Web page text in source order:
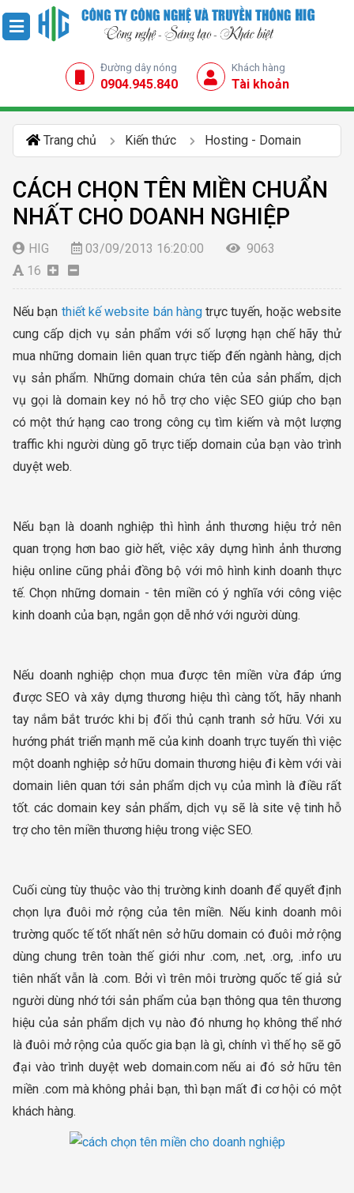
Đường dây nóng
0904.945.840
Khách hàng
Tài khoản
Trang chủ Kiến thức Hosting - Domain
CÁCH CHỌN TÊN MIỀN CHUẨN
NHẤT CHO DOANH NGHIỆP
HIG 03/09/2013 16:20:00
9063
16
Nếu bạn thiết kế website bán hàngtrực tuyến, hoặc website
cung cấp dịch vụ sản phẩm với số lượng hạn chế hãy thử
mua những domain liên quan trực tiếp đến ngành hàng, dịch
vụ sản phẩm. Những domain chứa tên của sản phẩm, dịch
vụ gọi là domain key nó hỗ trợ cho việc SEO giúp cho bạn
có một thứ hạng cao trong công cụ tìm kiếm và một lượng
traffic khi người dùng gõ trực tiếp domain của bạn vào trình
duyệt web.
Nếu bạn là doanh nghiệp thì hình ảnh thương hiệu trở nên
quan trọng hơn bao giờ hết, việc xây dựng hình ảnh thương
hiệu online cũng phải đồng bộ với mô hình kinh doanh thực
tế. Chọn những domain - tên miền có ý nghĩa với công việc
kinh doanh của bạn, ngắn gọn dễ nhớ với người dùng.
Nếu doanh nghiệp chọn mua được tên miền vừa đáp ứng
được SEO và xây dựng thương hiệu thì càng tốt, hãy nhanh
tay nắm bắt trước khi bị đối thủ cạnh tranh sở hữu. Với xu
hướng phát triển mạnh mẽ của kinh doanh trực tuyến thì việc
một doanh nghiệp sở hữu domain thương hiệu đi kèm với vài
domain liên quan tới sản phẩm dịch vụ của mình là điều rất
tốt. các domain key sản phẩm, dịch vụ sẽ là site vệ tinh hỗ
trợ cho tên miền thương hiệu trong việc SEO.
Cuối cùng tùy thuộc vào thị trường kinh doanh để quyết định
chọn lựa đuôi mở rộng của tên miền. Nếu kinh doanh môi
trường quốc tế tốt nhất nên sở hữu domain có đuôi mở rộng
dùng chung trên toàn thế giới như .com, .net, .org, .info ưu
tiên nhất vẫn là .com. Bởi vì trên môi trường quốc tế giả sử
người dùng nhớ tới sản phẩm của bạn thông qua tên thương
hiệu của sản phẩm dịch vụ nào đó nhưng họ không thể nhớ
là đuôi mở rộng của quốc gia bạn là gì, chính vì thế họ sẽ gõ
đại vào trình duyệt web domain.com nếu ai đó sở hữu tên
miền .com mà không phải bạn, thì bạn mất đi cơ hội có một
khách hàng.